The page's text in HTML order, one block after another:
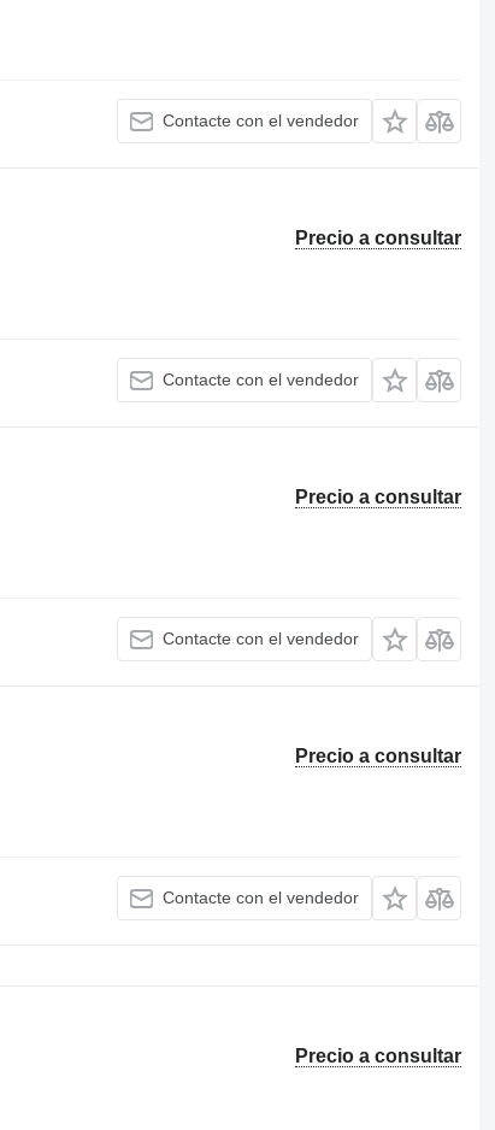
Contacte con el vendedor
Precio a consultar
Contacte con el vendedor
Precio a consultar
Contacte con el vendedor
Precio a consultar
Contacte con el vendedor
Precio a consultar